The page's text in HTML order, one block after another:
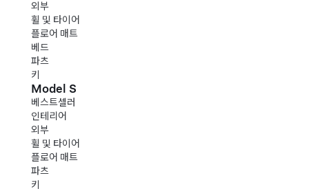
외부
휠 및 타이어
플로어 매트
베드
파츠
키
Model S
베스트셀러
인테리어
외부
휠 및 타이어
플로어 매트
파츠
키